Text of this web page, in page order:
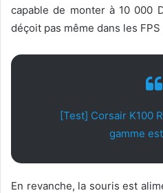
capable de monter à 10 000
déçoit pas même dans les
[Test] Corsair K100
gamme
En revanche, la souris est